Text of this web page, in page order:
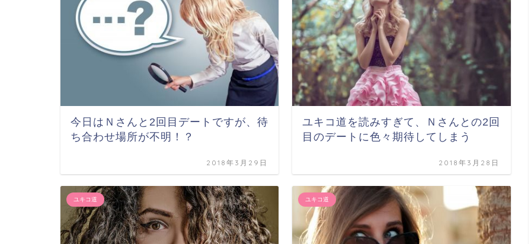
今日はＮさんと2回目デートですが、待
ち合わせ場所が不明！？
2018年3月29日
ユキコ道を読みすぎて、Ｎさんとの2回
目のデートに色々期待してしまう
2018年3月28日
ユキコ道 ユキコ道